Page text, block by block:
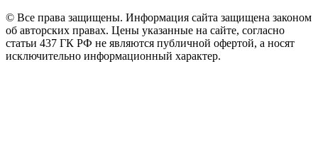
© Все права защищены. Информация сайта защищена законом
об авторских правах. Цены указанные на сайте, согласно
статьи 437 ГК РФ не являются публичной офертой, а носят
исключительно информационный характер.